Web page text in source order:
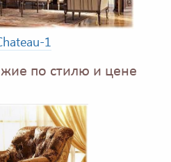
1
по стилю и цене